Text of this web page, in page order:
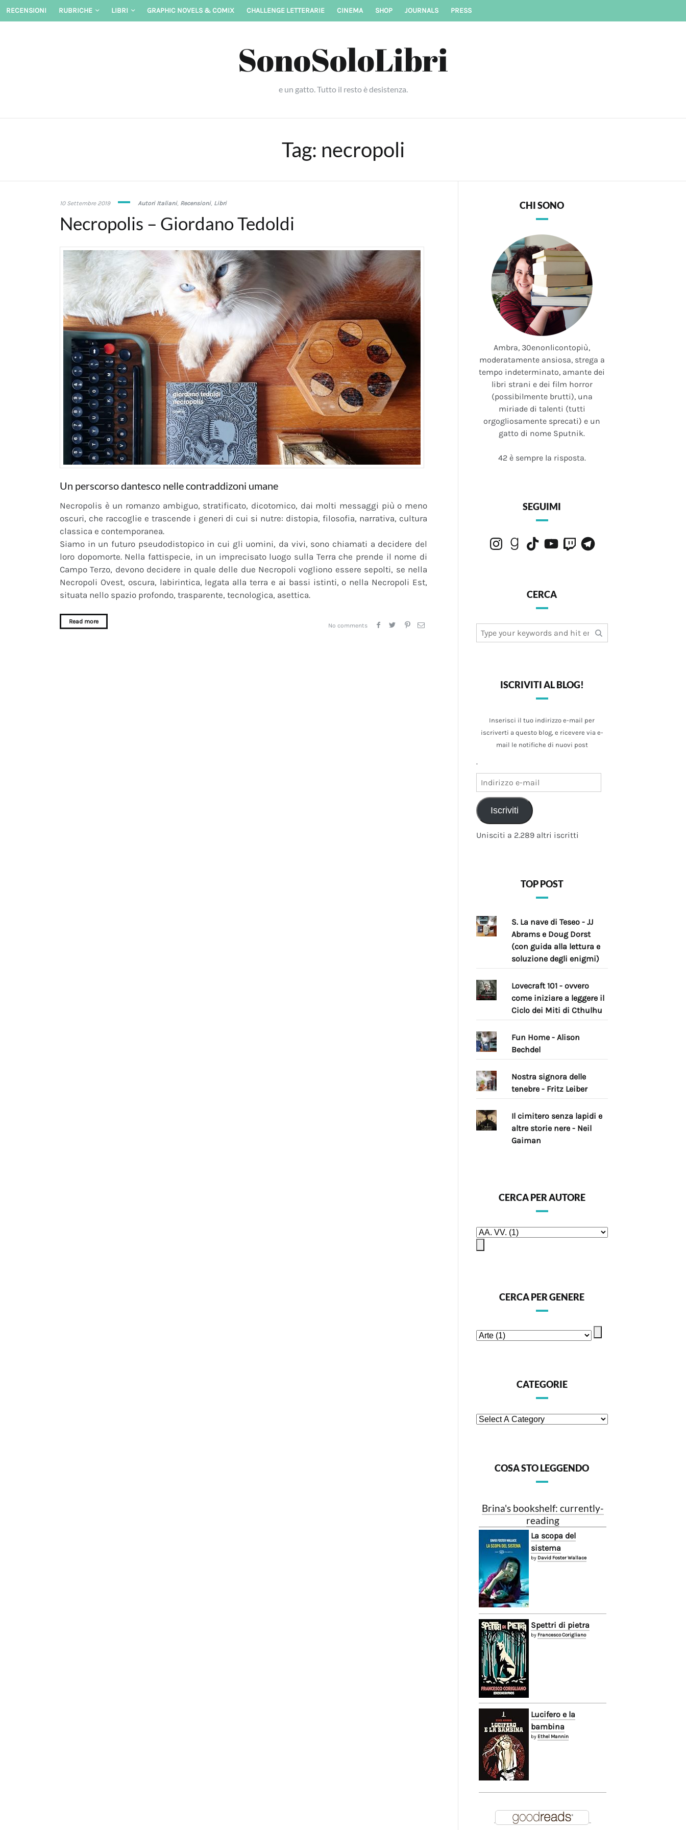
Skip
RECENSIONI RUBRICHE LIBRI GRAPHIC NOVELS & COMIX CHALLENGE LETTERARIE CINEMA SHOP JOURNALS PRESS
SonoSoloLibri
e un gatto. Tutto il resto è desistenza.
Tag: necropoli
10 Settembre 201927
Autori Italiani, Recensioni, Libri
Necropolis – Giordano Tedoldi
Un perscorso dantesco nelle contraddizoni umane
Necropolis è un romanzo ambiguo, stratificato, dicotomico, dai molti messaggi più o meno
oscuri, che raccoglie e trascende i generi di cui si nutre: distopia, filosofia, narrativa, cultura
classica e contemporanea.
Siamo in un futuro pseudodistopico in cui gli uomini, da vivi, sono chiamati a decidere del
loro dopomorte. Nella fattispecie, in un imprecisato luogo sulla Terra che prende il nome di
Campo Terzo, devono decidere in quale delle due Necropoli vogliono essere sepolti, se nella
Necropoli Ovest, oscura, labirintica, legata alla terra e ai bassi istinti, o nella Necropoli Est,
situata nello spazio profondo, trasparente, tecnologica, asettica.
Read more
No comments
CHI SONO
Ambra, 30enonlicontopiù,
moderatamente ansiosa, strega a
tempo indeterminato, amante dei
libri strani e dei film horror
(possibilmente brutti), una
miriade di talenti (tutti
orgogliosamente sprecati) e un
gatto di nome Sputnik.
42 è sempre la risposta.
SEGUIMI
InstagramGoodreads
TikTokYouTubeTwitchTelegram
CERCA
for:
ISCRIVITI AL BLOG!
Inserisci il tuo indirizzo e-mail per
iscriverti a questo blog, e ricevere via e-
mail le notifiche di nuovi post
.
mail
Iscriviti
Unisciti a 2.289 altri iscritti
TOP POST
S. La nave di Teseo - JJ
Abrams e Doug Dorst
(con guida alla lettura e
soluzione degli enigmi)
Lovecraft 101 - ovvero
come iniziare a leggere il
Ciclo dei Miti di Cthulhu
Fun Home - Alison
Bechdel
Nostra signora delle
tenebre - Fritz Leiber
Il cimitero senza lapidi e
altre storie nere - Neil
Gaiman
CERCA PER AUTORE
CERCA PER GENERE
CATEGORIE
COSA STO LEGGENDO
Brina's bookshelf: currently-
reading
La scopa del
sistema
by David Foster Wallace
Spettri di pietra
by Francesco Corigliano
Lucifero e la
bambina
by Ethel Mannin